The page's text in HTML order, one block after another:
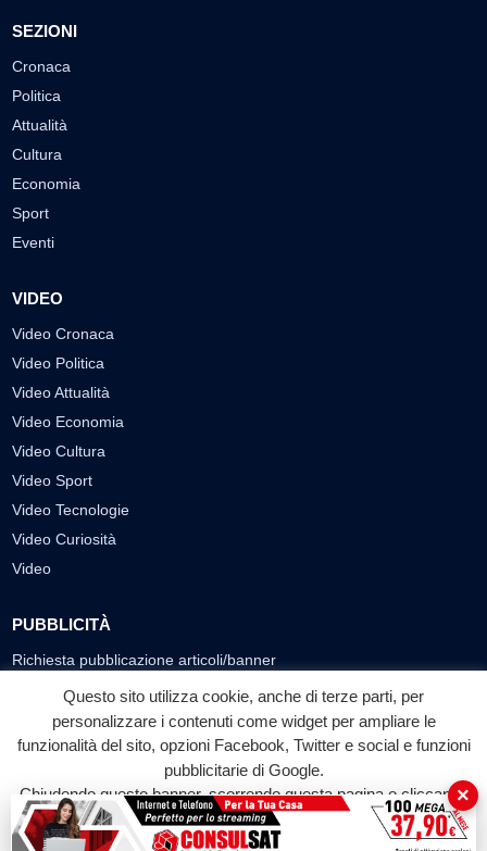
SEZIONI
Cronaca
Politica
Attualità
Cultura
Economia
Sport
Eventi
VIDEO
Video Cronaca
Video Politica
Video Attualità
Video Economia
Video Cultura
Video Sport
Video Tecnologie
Video Curiosità
Video
PUBBLICITÀ
Richiesta pubblicazione articoli/banner
SEGUICI SUI SOCIAL
f
Facebook
◎ ▶
YouTube
Questo sito utilizza cookie, anche di terze parti, per
personalizzare i contenuti come widget per ampliare le
funzionalità del sito, opzioni Facebook, Twitter e social e funzioni
pubblicitarie di Google.
Chiudendo questo banner, scorrendo questa pagina o cliccando
su qualunque suo elemento acconsenti all'uso dei cookie.
×